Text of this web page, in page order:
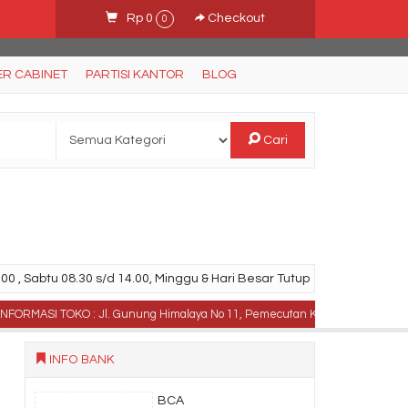
Rp 0 0 Checkout
CABINET PARTISI KANTOR BLOG
Cari
, Sabtu 08.30 s/d 14.00, Minggu & Hari Besar Tutup
TOKO : Jl. Gunung Himalaya No 11, Pemecutan Kaja Denpasar Utara,
INFO BANK
BCA